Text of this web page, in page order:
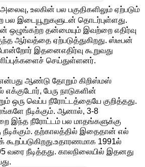
உலகின் பல பகுதிகளிலும் ஏற்படும்
இடையூறுகளுடன் தொடர்புள்ளது.
ஒழுங்கற்ற தன்மையும் இவற்றை எதிர்வு
ஆர்வத்தை ஏற்படுத்துகிறது. ஸ்டீபன்
இதனைஎதிர்வு கூறுவது
செய்துள்ளனர்.
ஆண்டு தோறும் கிறிஸ்மஸ்
எக்குடோர், பேரு நாடுகளின்
ஒரு வெப்ப நீரோட்டத்தையே குறித்தது.
நீடிக்கும். ஆனால், 3-8
இந்த நீரோட்டம் பல மாதங்களுக்கு
நீடிக்கும். தற்காலத்தில் இதைதான் எல்
1991ல்
வரை நீடித்தது. காலநிலையில் இதனது